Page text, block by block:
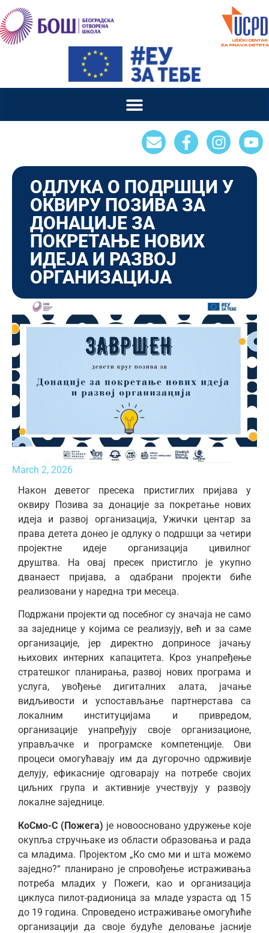
ОДЛУКА О ПОДРШЦИ У
ОКВИРУ ПОЗИВА ЗА
ДОНАЦИЈЕ ЗА
ПОКРЕТАЊЕ НОВИХ
ИДЕЈА И РАЗВОЈ
ОРГАНИЗАЦИЈА
March 2, 2026
Након деветог пресека пристиглих пријава у
оквиру Позива за донације за покретање нових
идеја и развој организација, Ужички центар за
права детета донео је одлуку о подршци за четири
пројектне идеје организација цивилног
друштва. На овај пресек пристигло је укупно
дванаест пријава, а одабрани пројекти биће
реализовани у наредна три месеца.
Подржани пројекти од посебног су значаја не само
за заједнице у којима се реализују, већ и за саме
организације, јер директно доприносе јачању
њихових интерних капацитета. Кроз унапређење
стратешког планирања, развој нових програма и
услуга, увођење дигиталних алата, јачање
видљивости и успостављање партнерстава са
локалним институцијама и привредом,
организације унапређују своје организационе,
управљачке и програмске компетенције. Ови
процеси омогућавају им да дугорочно одрживије
делују, ефикасније одговарају на потребе својих
циљних група и активније учествују у развоју
локалне заједнице.
КоСмо-С (Пожега) је новоосновано удружење које
окупља стручњаке из области образовања и рада
са младима. Пројектом „Ко смо ми и шта можемо
заједно?“ планирано је спровођење истраживања
потреба младих у Пожеги, као и организација
циклуса пилот-радионица за младе узраста од 15
до 19 година. Спроведено истраживање омогућиће
организацији да своје будуће деловање јасније